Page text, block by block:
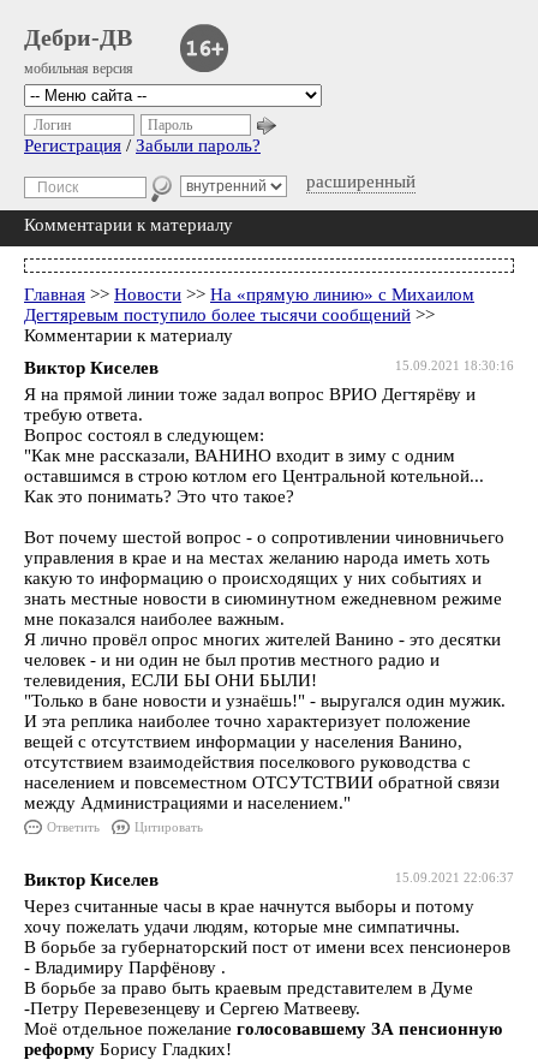
Дебри-ДВ
мобильная версия
расширенный
Логин Пароль
Регистрация / Забыли пароль?
Комментарии к материалу
Главная >> Новости >> На «прямую линию» с Михаилом
Дегтяревым поступило более тысячи сообщений >>
Комментарии к материалу
15.09.2021 18:30:16
Виктор Киселев
Я на прямой линии тоже задал вопрос ВРИО Дегтярёву и
требую ответа.
Вопрос состоял в следующем:
"Как мне рассказали, ВАНИНО входит в зиму с одним
оставшимся в строю котлом его Центральной котельной...
Как это понимать? Это что такое?
Вот почему шестой вопрос - о сопротивлении чиновничьего
управления в крае и на местах желанию народа иметь хоть
какую то информацию о происходящих у них событиях и
знать местные новости в сиюминутном ежедневном режиме
мне показался наиболее важным.
Я лично провёл опрос многих жителей Ванино - это десятки
человек - и ни один не был против местного радио и
телевидения, ЕСЛИ БЫ ОНИ БЫЛИ!
"Только в бане новости и узнаёшь!" - выругался один мужик.
И эта реплика наиболее точно характеризует положение
вещей с отсутствием информации у населения Ванино,
отсутствием взаимодействия поселкового руководства с
населением и повсеместном ОТСУТСТВИИ обратной связи
между Администрациями и населением."
Ответить Цитировать
15.09.2021 22:06:37
Виктор Киселев
Через считанные часы в крае начнутся выборы и потому
хочу пожелать удачи людям, которые мне симпатичны.
В борьбе за губернаторский пост от имени всех пенсионеров
- Владимиру Парфёнову .
В борьбе за право быть краевым представителем в Думе
-Петру Перевезенцеву и Сергею Матвееву.
Моё отдельное пожелание голосовавшему ЗА пенсионную
реформу Борису Гладких!